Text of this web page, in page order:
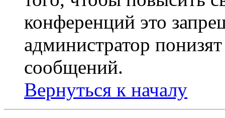
конференций это
администратор
сообщений.
Вернуться к началу